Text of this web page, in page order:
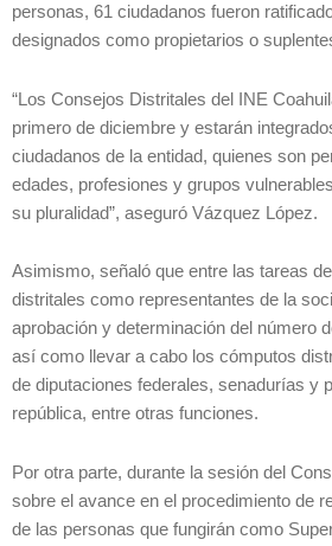
personas, 61 ciudadanos fueron
designados como propietarios o
“Los Consejos Distritales del INE
primero de diciembre y estarán
ciudadanos de la entidad, quienes son
edades, profesiones y grupos
su pluralidad”, aseguró Vázquez López.
Asimismo, señaló que entre las tareas
distritales como representantes de la
aprobación y determinación del número
así como llevar a cabo los cómputos
de diputaciones federales, senadurías y
república, entre otras funciones.
Por otra parte, durante la sesión del
sobre el avance en el procedimiento de
de las personas que fungirán como